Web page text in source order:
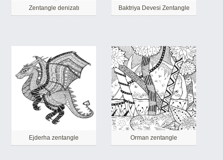
Zentangle denizatı Baktriya Devesi Zentangle
Ejderha zentangle Orman zentangle